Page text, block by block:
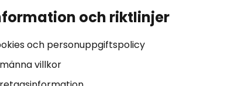
och riktlinjer
och personuppgiftspolicy
villkor